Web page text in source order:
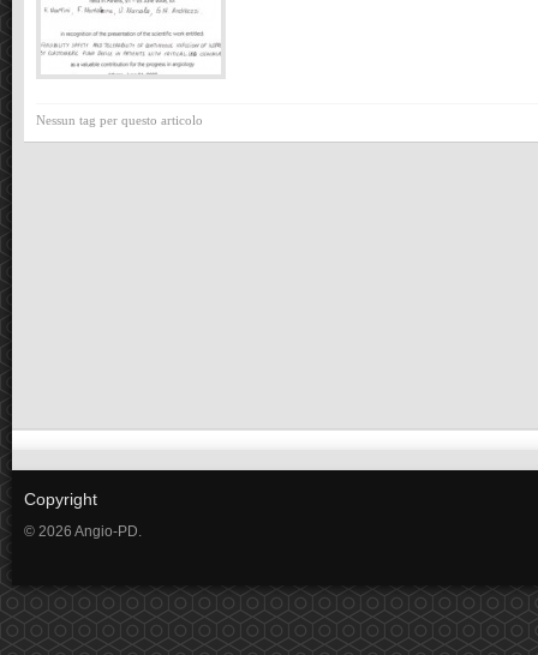
Nessun tag per questo articolo
Copyright
© 2026 Angio-PD.